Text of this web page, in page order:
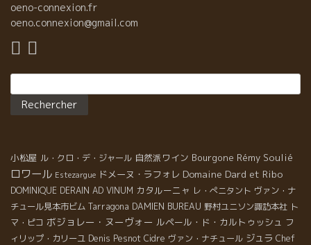
oeno-connexion.fr
oeno.connexion@gmail.com
小松屋 ル・クロ・デ・ジャール 自然派ワイン Bourgone Rémy Soulié
ロワール Estezargue ドメーヌ・ラフォレ Domaine Dard et Ribo
DOMINIQUE DERAIN AD VINUM カタルーニャ レ・ぺニタント ヴァン・ナ
チュール見本市ビム Tarragona DAMIEN BUREAU 野村ユニソン諏訪本社 ト
マ・ピコ ボジョレー・ヌーヴォー ルペール・ド・カルトゥッシュ フ
ィリップ・カリーユ Denis Pesnot Cidre ヴァン・ナチュール ジュラ Chef